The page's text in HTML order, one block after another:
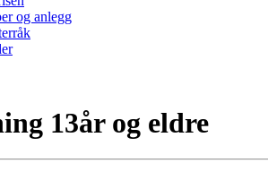
og anlegg
13år og eldre